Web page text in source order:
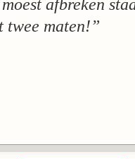
afbreken
twee maten!”